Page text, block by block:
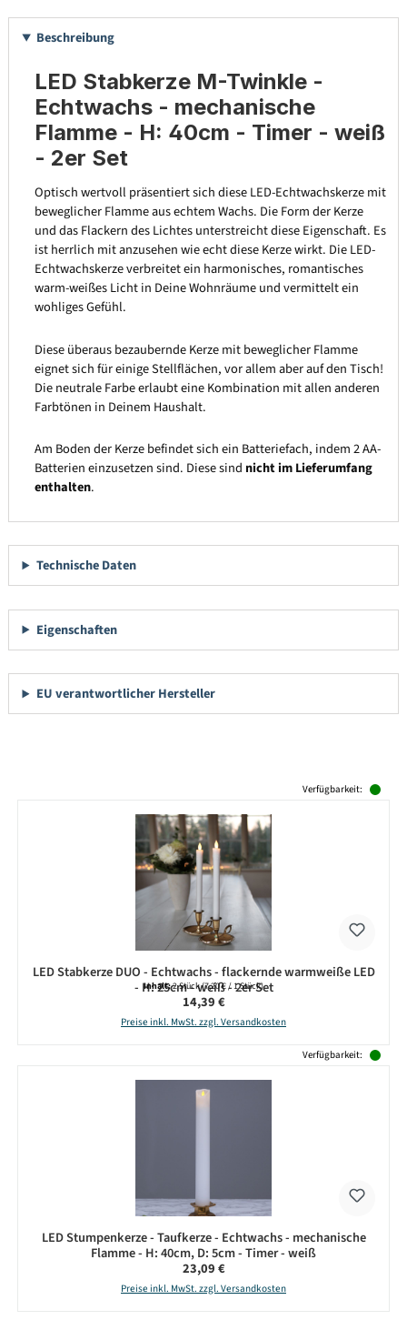
Beschreibung
LED Stabkerze M-Twinkle -
Echtwachs - mechanische
Flamme - H: 40cm - Timer - weiß
- 2er Set
Optisch wertvoll präsentiert sich diese LED-Echtwachskerze mit
beweglicher Flamme aus echtem Wachs. Die Form der Kerze
und das Flackern des Lichtes unterstreicht diese Eigenschaft. Es
ist herrlich mit anzusehen wie echt diese Kerze wirkt. Die LED-
Echtwachskerze verbreitet ein harmonisches, romantisches
warm-weißes Licht in Deine Wohnräume und vermittelt ein
wohliges Gefühl.
Diese überaus bezaubernde Kerze mit beweglicher Flamme
eignet sich für einige Stellflächen, vor allem aber auf den Tisch!
Die neutrale Farbe erlaubt eine Kombination mit allen anderen
Farbtönen in Deinem Haushalt.
Am Boden der Kerze befindet sich ein Batteriefach, indem 2 AA-
Batterien einzusetzen sind. Diese sind nicht im Lieferumfang
enthalten.
Technische Daten
Eigenschaften
EU verantwortlicher Hersteller
Verfügbarkeit:
LED Stabkerze DUO - Echtwachs - flackernde warmweiße LED
- H: 25cm - weiß - 2er Set
Inhalt:2 Stück(7,20 € / 1 Stück)
Regulärer Preis:
14,39 €
Preise inkl. MwSt. zzgl. Versandkosten
Verfügbarkeit:
LED Stumpenkerze - Taufkerze - Echtwachs - mechanische
Flamme - H: 40cm, D: 5cm - Timer - weiß
Regulärer Preis:
23,09 €
Preise inkl. MwSt. zzgl. Versandkosten